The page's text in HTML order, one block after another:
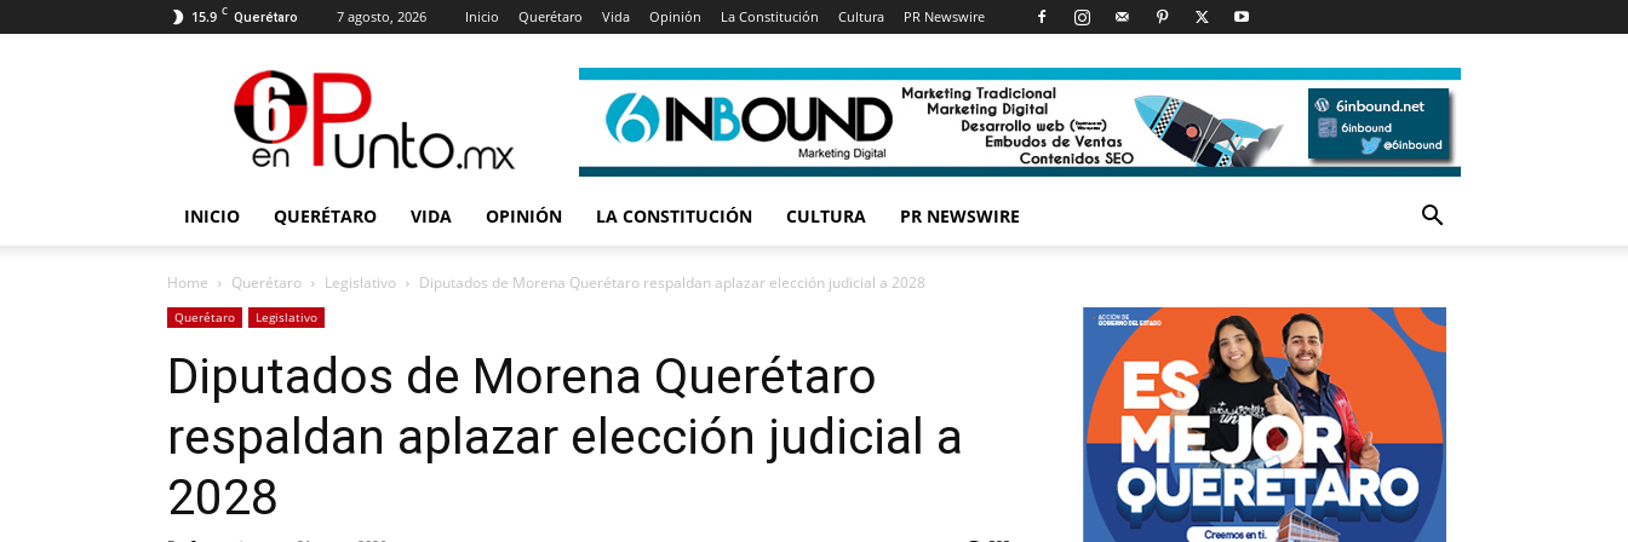
15.9 C Querétaro 7 agosto, 2026 Inicio Querétaro Vida Opinión La Constitución Cultura PR Newswire
punto
INICIO QUERÉTARO VIDA OPINIÓN LA CONSTITUCIÓN CULTURA PR NEWSWIRE
Home Querétaro Legislativo Diputados de Morena Querétaro respaldan aplazar elección judicial a 2028
Querétaro Legislativo
Diputados de Morena Querétaro
respaldan aplazar elección judicial a
2028